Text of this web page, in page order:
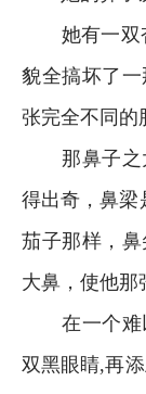
她有一双杏
貌全搞坏了
张完全不同的
那鼻子之大
得出奇，鼻梁
茄子那样，
大鼻，使他那
在一个难以
双黑眼睛,再